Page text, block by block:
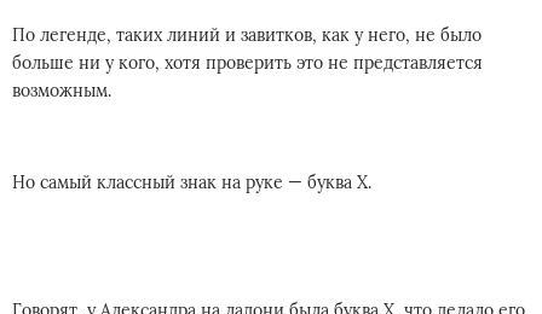
По легенде, таких линий и завитков, как у него, не было
больше ни у кого, хотя проверить это не представляется
возможным.
Но самый классный знак на руке — буква Х.